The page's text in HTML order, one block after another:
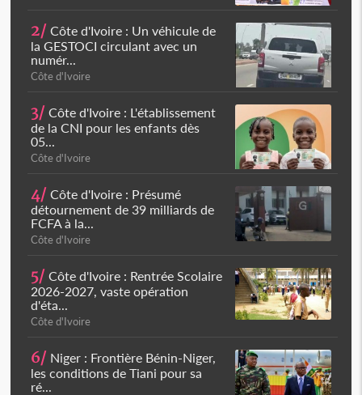
2/ Côte d'Ivoire : Un véhicule de
la GESTOCI circulant avec un
numér...
Côte d'Ivoire
3/ Côte d'Ivoire : L'établissement
de la CNI pour les enfants dès
05...
Côte d'Ivoire
4/ Côte d'Ivoire : Présumé
détournement de 39 milliards de
FCFA à la...
Côte d'Ivoire
5/ Côte d'Ivoire : Rentrée Scolaire
2026-2027, vaste opération
d'éta...
Côte d'Ivoire
6/ Niger : Frontière Bénin-Niger,
les conditions de Tiani pour sa
ré...